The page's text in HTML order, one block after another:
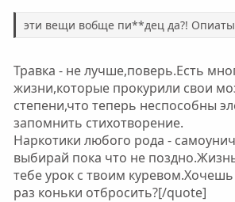
эти вeщи вобщe пи**дeц дa?!
Травка - не лучше,поверь.Есть
жизни,которые прокурили свои
степени,что теперь неспособны
запомнить стихотворение.
Наркотики любого рода -
выбирай пока что не
тебе урок с твоим
раз коньки отбросить?[/quote]